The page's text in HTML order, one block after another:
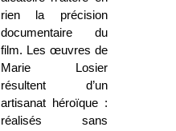
rien la précision
documentaire du
film. Les œuvres de
Marie Losier
résultent d’un
artisanat héroïque :
réalisés sans